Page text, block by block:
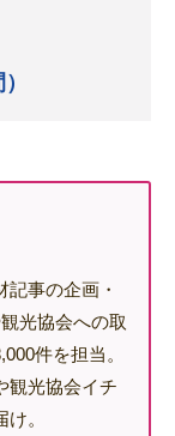
記事の企画・
光協会への取
件を担当。
観光協会イチ
。